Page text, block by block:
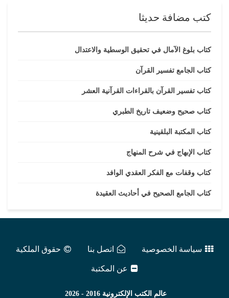
كتب مضافة حديثا
كتاب بلوغ الآمال في تحقيق الوسطية والاعتدال
كتاب الجامع تفسير القرآن
كتاب تفسير القرآن بالقراءات القرآنية العشر
كتاب صحيح وضعيف تاريخ الطبري
كتاب المكتبة البلقينية
كتاب الإبهاج في شرح المنهاج
كتاب وقفات مع الفكر العقدي الوافد
كتاب الجامع الصحيح في أحاديث العقيدة
سياسة الخصوصية اتصل بنا حقوق الملكية
عن المكتبة
عالم الكتب الإلكترونية 2016 - 2026